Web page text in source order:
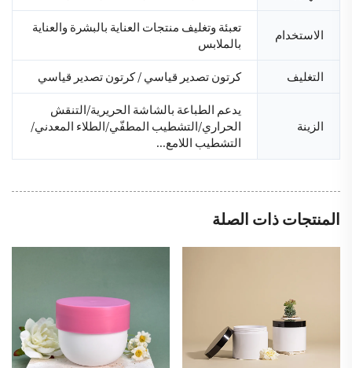
الاستخدام
تعبئة وتغليف منتجات العناية بالبشرة والعناية
بالملابس
التغليف كرتون تصدير قياسي / كرتون تصدير قياسي
الزينة
يدعم الطباعة بالشاشة الحريرية/التنقش
الحراري/التشطيب المطفّي/الطلاء المعدني/
التشطيب اللامع...
المنتجات ذات الصلة